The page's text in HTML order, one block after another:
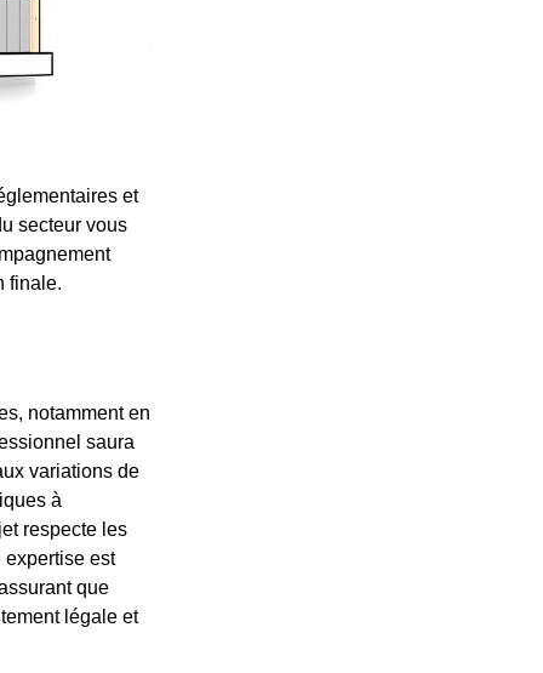
et
secteur vous
finale.
notamment en
saura
variations de
à
respecte les
expertise est
que
légale et